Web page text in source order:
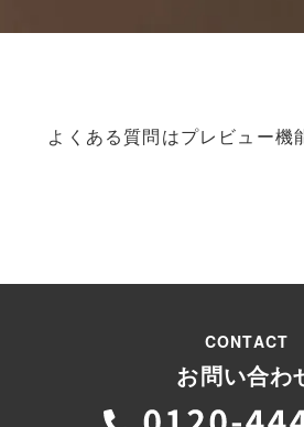
よくある質問はプレビュー機
CONTACT
お問い合わ